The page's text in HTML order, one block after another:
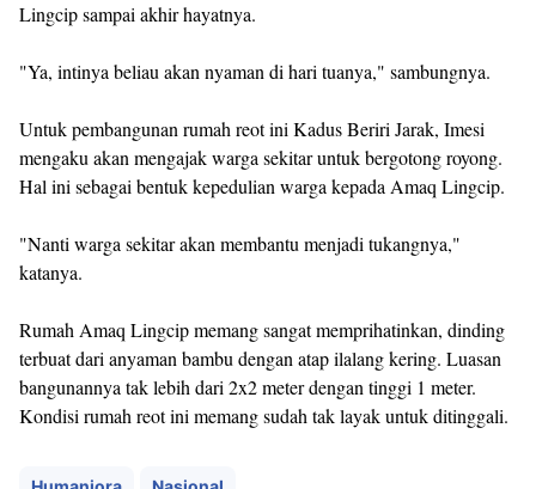
Lingcip sampai akhir hayatnya.
"Ya, intinya beliau akan nyaman di hari tuanya," sambungnya.
Untuk pembangunan rumah reot ini Kadus Beriri Jarak, Imesi
mengaku akan mengajak warga sekitar untuk bergotong royong.
Hal ini sebagai bentuk kepedulian warga kepada Amaq Lingcip.
"Nanti warga sekitar akan membantu menjadi tukangnya,"
katanya.
Rumah Amaq Lingcip memang sangat memprihatinkan, dinding
terbuat dari anyaman bambu dengan atap ilalang kering. Luasan
bangunannya tak lebih dari 2x2 meter dengan tinggi 1 meter.
Kondisi rumah reot ini memang sudah tak layak untuk ditinggali.